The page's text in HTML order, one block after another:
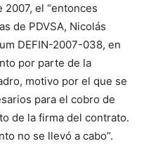
el “entonces
de PDVSA, Nicolás
DEFIN-2007-038, en
por parte de la
motivo por el que se
para el cobro de
de la firma del contrato.
no se llevó a cabo”.